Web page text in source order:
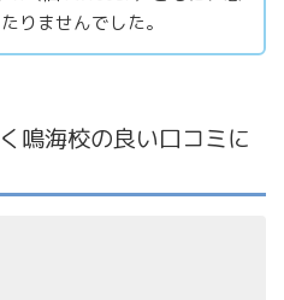
りませんでした。
鳴海校の良い口コミに